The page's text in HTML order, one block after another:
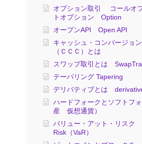
オプション取引 コールオ
トオプション Option
オープンAPI Open API
キャッシュ・コンバージョ
（ＣＣＣ）とは
スワップ取引とは
テーパリング Tapering
デリバティブとは
ハードフォークとソフトフ
産 仮想通貨）
バリュー・アット・リスク
Risk（VaR）